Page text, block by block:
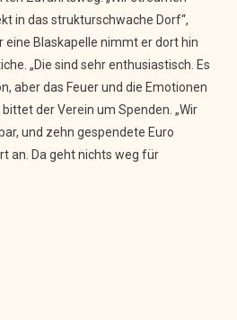
in das strukturschwache Dorf“,
eine Blaskapelle nimmt er dort hin
„Die sind sehr enthusiastisch. Es
aber das Feuer und die Emotionen
der Verein um Spenden. „Wir
und zehn gespendete Euro
an. Da geht nichts weg für